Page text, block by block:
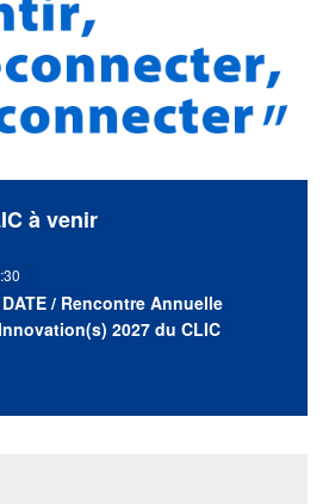
à venir
DATE / Rencontre Annuelle
2027 du CLIC